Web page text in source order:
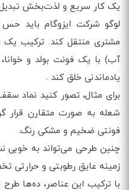
یک کار سریع و لذت‌بخش
لوگو شرکت ایزوگام باید
مشتری منتقل کند. ترکیب یک
آب) با یک فونت بولد و
یادماندنی خلق کند .
برای مثال، تصور کنید نماد
شعله به صورت متقارن قرار
فونتی ضخیم و مشکی رنگ.
چنین طرحی می‌تواند به
زمینه عایق رطوبتی و
با ترکیب این عناصر، ده‌ها